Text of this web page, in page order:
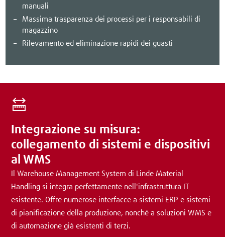
manuali
Massima trasparenza dei processi per i responsabili di
magazzino
Rilevamento ed eliminazione rapidi dei guasti
Integrazione su misura:
collegamento di sistemi e dispositivi
al WMS
Il Warehouse Management System di Linde Material
Handling si integra perfettamente nell'infrastruttura IT
esistente. Offre numerose interfacce a sistemi ERP e sistemi
di pianificazione della produzione, nonché a soluzioni WMS e
di automazione già esistenti di terzi.